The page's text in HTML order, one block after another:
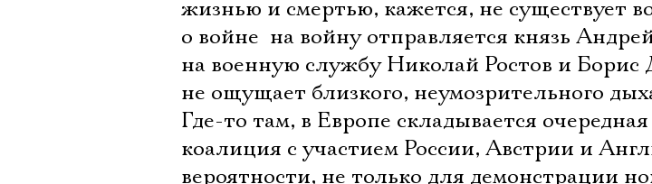
жизнью и смертью, кажется, не существует
о войне  на войну отправляется князь
на военную службу Николай Ростов и Борис
не ощущает близкого, неумозрительного
Где-то там, в Европе складывается
коалиция с участием России, Австрии и
вероятности, не только для демонстрации